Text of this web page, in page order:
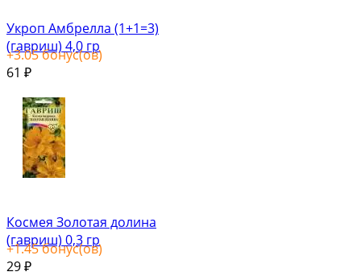
Укроп Амбрелла (1+1=3)
(гавриш) 4,0 гр
+3.05бонус(ов)
61 ₽
Космея Золотая долина
(гавриш) 0,3 гр
+1.45бонус(ов)
29 ₽